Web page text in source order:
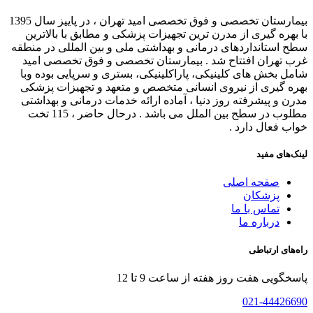
بیمارستان تخصصی و فوق تخصصی امید تهران ، در پاییز سال 1395
با بهره گیری از مدرن ترین تجهیزات پزشکی و مطابق با بالاترین
سطح استانداردهای درمانی و بهداشتی ملی و بین المللی در منطقه
غرب تهران افتتاح شد . بیمارستان تخصصی و فوق تخصصی امید
شامل بخش های کلینیکی، پاراکلینیکی، بستری و سرپایی بوده وبا
بهره گیری از نیروی انسانی متخصص و متعهد و تجهیزات پزشکی
مدرن و پیشرفته روز دنیا ، آماده ارائه خدمات درمانی و بهداشتی
مطلوب در سطح بین الملل می باشد . درحال حاضر ، 115 تخت
خواب فعال دارد .
لینک‌های مفید
صفحه اصلی
پزشکان
تماس با ما
درباره ما
راه‌های ارتباطی
پاسخگویی هفت روز هفته از ساعت 9 تا 12
021-44426690